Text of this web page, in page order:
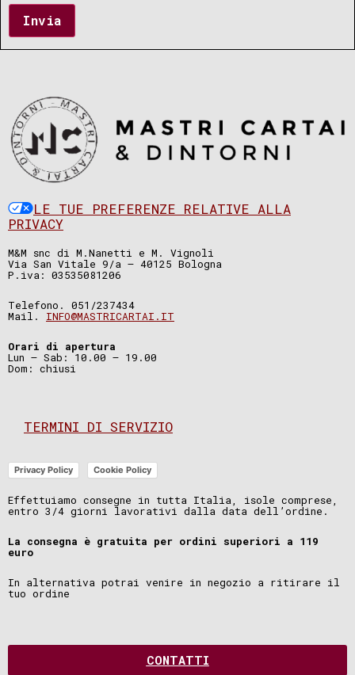
Invia
LE TUE PREFERENZE RELATIVE ALLA
PRIVACY
M&M snc di M.Nanetti e M. Vignoli
Via San Vitale 9/a – 40125 Bologna
P.iva: 03535081206
Telefono. 051/237434
Mail. INFO@MASTRICARTAI.IT
Orari di apertura
Lun – Sab: 10.00 – 19.00
Dom: chiusi
TERMINI DI SERVIZIO
Privacy Policy Cookie Policy
Effettuiamo consegne in tutta Italia, isole comprese,
entro 3/4 giorni lavorativi dalla data dell’ordine.
La consegna è gratuita per ordini superiori a 119
euro
In alternativa potrai venire in negozio a ritirare il
tuo ordine
CONTATTI